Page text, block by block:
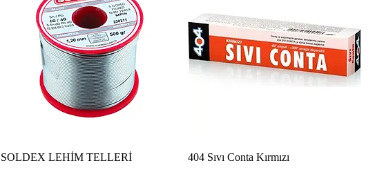
SOLDEX LEHİM TELLERİ
404 Sıvı Conta Kırmızı